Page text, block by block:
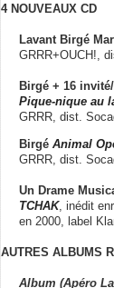
4 NOUVEAUX CD
Lavant Birgé
GRRR+OUCH!,
Birgé + 16
Pique-nique au
GRRR, dist.
Birgé Animal
GRRR, dist.
Un Drame
TCHAK, inédit
en 2000, label
AUTRES ALBUMS
Album (Apéro